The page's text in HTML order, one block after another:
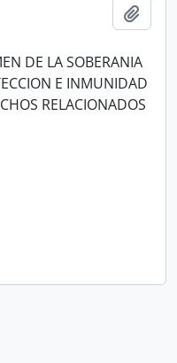
DE LA SOBERANIA
E INMUNIDAD
RELACIONADOS